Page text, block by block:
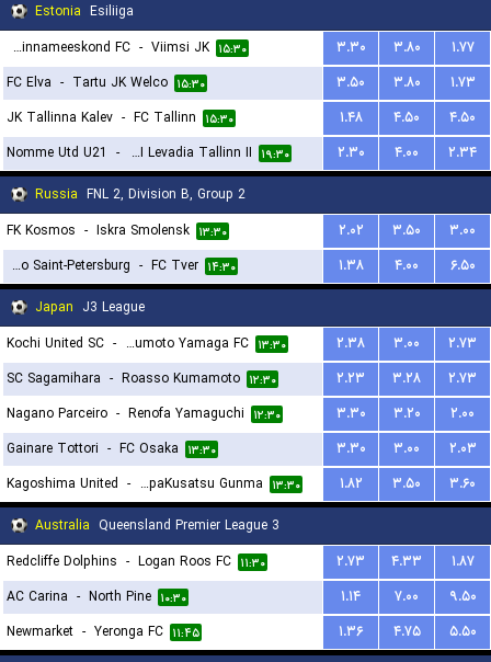
Estonia Esiliiga
Maardu Linnameeskond FC
- Viimsi JK ۱۵:۳۰ ۳.۳۰ ۳.۸۰
۱.۷۷
FC Elva - Tartu JK Welco ۱۵:۳۰ ۳.۵۰ ۳.۸۰
۱.۷۳
JK Tallinna Kalev - FC Tallinn ۱۵:۳۰ ۱.۴۸ ۴.۵۰
۴.۵۰
Nomme Utd U21 - FCI Levadia Tallinn II ۱۹:۳۰ ۲.۳۰ ۴.۰۰
۲.۳۴
Russia FNL 2, Division B, Group 2
FK Kosmos - Iskra Smolensk ۱۳:۳۰ ۲.۰۲ ۳.۵۰
۳.۰۰
Dinamo Saint-Petersburg
- FC Tver ۱۴:۳۰ ۱.۳۸ ۴.۰۰
۶.۵۰
Japan J3 League
Kochi United SC - Matsumoto Yamaga FC ۱۳:۳۰ ۲.۳۸ ۳.۰۰
۲.۷۳
SC Sagamihara - Roasso Kumamoto ۱۲:۳۰ ۲.۲۳ ۳.۲۸
۲.۷۳
Nagano Parceiro - Renofa Yamaguchi ۱۲:۳۰ ۳.۳۰ ۳.۲۰
۲.۰۰
Gainare Tottori - FC Osaka ۱۳:۳۰ ۳.۳۰ ۳.۰۰
۲.۰۳
Kagoshima United - ThespaKusatsu Gunma ۱۳:۳۰ ۱.۸۲ ۳.۵۰
۳.۶۰
Australia Queensland Premier League 3
Redcliffe Dolphins - Logan Roos FC ۱۱:۳۰ ۲.۷۳ ۴.۳۳
۱.۸۷
AC Carina - North Pine ۱۰:۳۰ ۱.۱۴ ۷.۰۰
۹.۵۰
Newmarket - Yeronga FC ۱۱:۴۵ ۱.۳۶ ۴.۷۵
۵.۵۰